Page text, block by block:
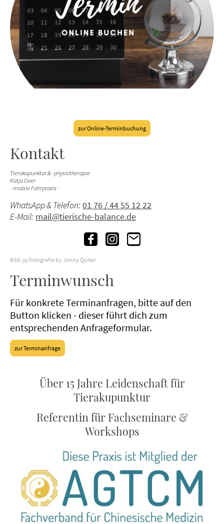
zur Online-Terminbuchung
Kontakt
Tierakupunktur & -physiotherapie
Katja Over
- mobile Fahrpraxis -
WhatsApp & Telefon: 01 76 / 44 55 12 22
E-Mail: mail@tierische-balance.de
Bild: jq.fotografie by Jenny Quiter
Terminwunsch
Für konkrete Terminanfragen, bitte auf den
Button klicken - dieser führt dich zum
entsprechenden Anfrageformular.
zur Terminanfrage
Über 15 Jahre Leidenschaft für
Tierakupunktur
Referentin für Fachseminare &
Workshops